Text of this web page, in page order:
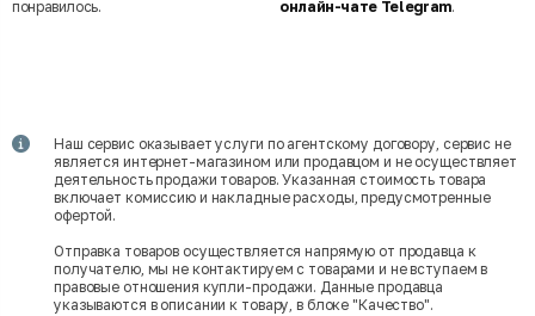
понравилось.
онлайн-чате Telegram.
Наш сервис оказывает услуги по агентскому договору, сервис не
является интернет-магазином или продавцом и не осуществляет
деятельность продажи товаров. Указанная стоимость товара
включает комиссию и накладные расходы, предусмотренные
офертой.
Отправка товаров осуществляется напрямую от продавца к
получателю, мы не контактируем с товарами и не вступаем в
правовые отношения купли-продажи. Данные продавца
указываются в описании к товару, в блоке "Качество".